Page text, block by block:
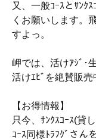
又、一般ｺｰｽとｻﾝｸ
くお願いします。
すよっ。
岬では、活けｱｼﾞ･
活けｴﾋﾞを絶賛販売
【お得情報】
只今、ｻﾝｸｽｺｰｽ(貸
ｺｰｽ同様ﾄﾗﾌｸﾞさん